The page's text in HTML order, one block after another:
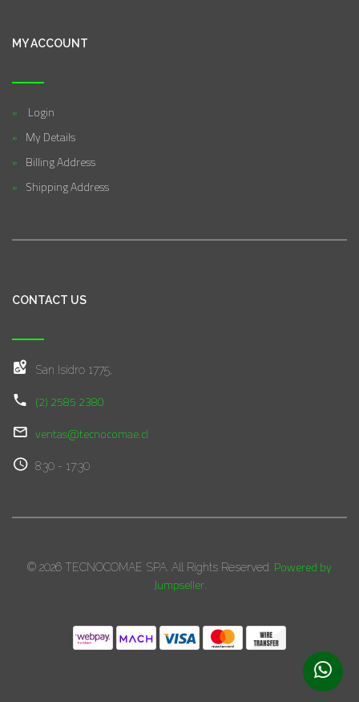
MY ACCOUNT
Login
My Details
Billing Address
Shipping Address
CONTACT US
San Isidro 1775,
(2) 2585 2380
ventas@tecnocomae.cl
8:30 - 17:30
© 2026 TECNOCOMAE SPA. All Rights Reserved. Powered by
Jumpseller.